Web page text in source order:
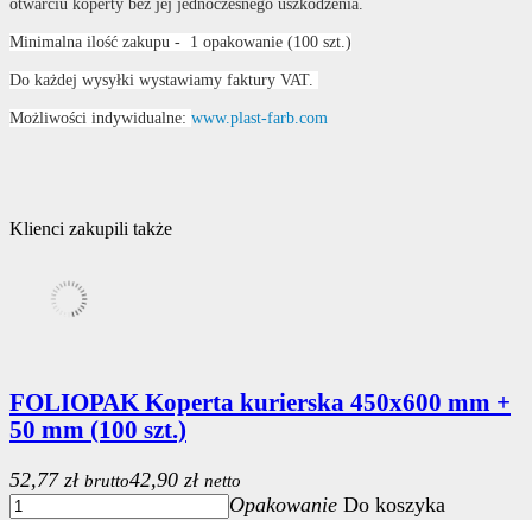
otwarciu koperty bez jej jednoczesnego uszkodzenia.
Minimalna ilość zakupu - 1 opakowanie (100 szt.)
Do każdej wysyłki wystawiamy faktury VAT.
Możliwości indywidualne: www.plast-farb.com
Klienci zakupili także
FOLIOPAK Koperta kurierska 450x600 mm +
50 mm (100 szt.)
52,77 zł brutto42,90 zł netto
Opakowanie Do koszyka